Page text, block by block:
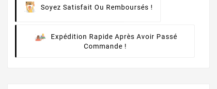
Soyez Satisfait Ou Remboursés !
Expédition Rapide Après Avoir Passé
Commande !